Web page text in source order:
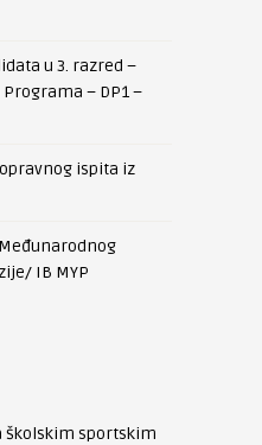
u 3. razred –
– DP1 –
ispita iz
IB MYP
školskim sportskim